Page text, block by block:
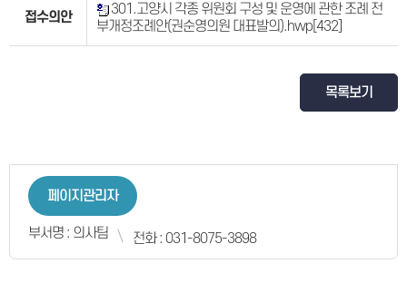
접수의안
301.고양시 각종 위원회 구성 및 운영에 관한 조례 전
부개정조례안(권순영의원 대표발의).hwp [432]
목록보기
페이지관리자
부서명 : 의사팀 전화 : 031-8075-3898